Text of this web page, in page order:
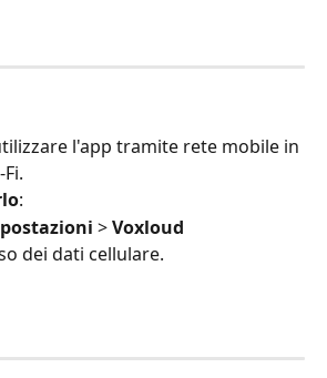
l'app tramite rete mobile in
:
> Voxloud
dei dati cellulare.